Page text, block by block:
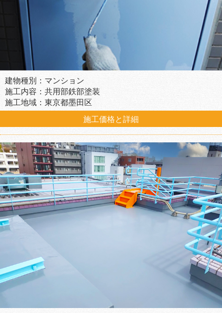
建物種別：マンション
施工内容：共用部鉄部塗装
施工地域：東京都墨田区
施工価格と詳細